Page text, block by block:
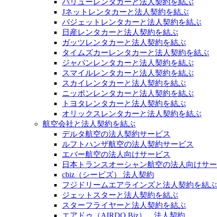
バリューレンタカーと法人契約を結ぶ
Jネットレンタカーと法人契約を結ぶ
バジェットレンタカーと法人契約を結ぶ
日産レンタカーと法人契約を結ぶ
ガッツレンタカーと法人契約を結ぶ
タイムズカーレンタカーと法人契約を結ぶ
ジャパンレンタカーと法人契約を結ぶ
スマイルレンタカーと法人契約を結ぶ
スカイレンタカーと法人契約を結ぶ
ニッポンレンタカーと法人契約を結ぶ
トヨタレンタカーと法人契約を結ぶ
オリックスレンタカーと法人契約を結ぶ
航空会社と法人契約を結ぶ
デルタ航空の法人契約サービス
ルフトハンザ航空の法人契約サービス
エバー航空の法人向けサービス
日本トランスオーシャン航空の法人向けサ
cbiz（シービズ） 法人契約
フジドリームエアラインズと法人契約を結ぶ
ジェットスターと法人契約を結ぶ
スターフライヤーと法人契約を結ぶ
エアドゥ（AIRDO Biz） 法人契約